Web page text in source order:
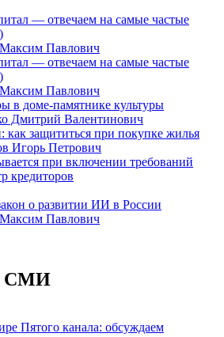
— отвечаем на самые частые
Павлович
— отвечаем на самые частые
Павлович
в доме-памятнике культуры
Дмитрий Валентинович
защититься при покупке жилья
Игорь Петрович
при включении требований
кредиторов
о развитии ИИ в России
Павлович
СМИ
Пятого канала: обсуждаем